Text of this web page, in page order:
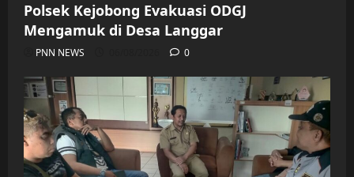
Polsek Kejobong Evakuasi ODGJ
Mengamuk di Desa Langgar
PNN NEWS 0